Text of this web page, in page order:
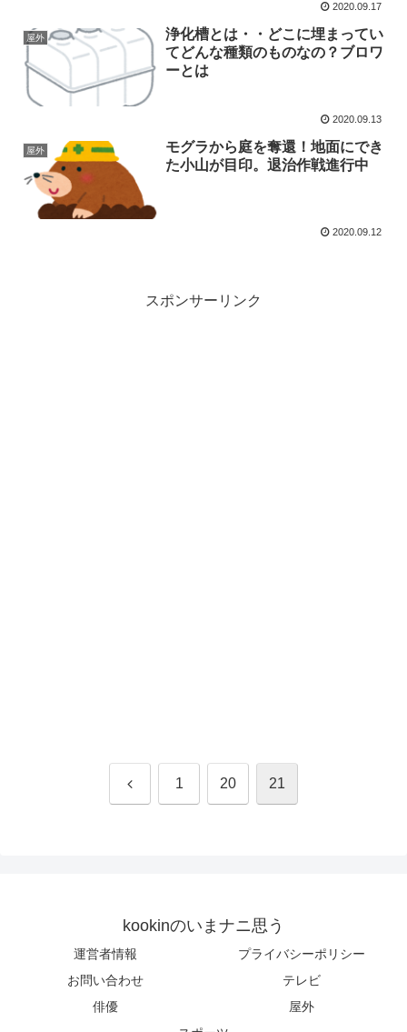
2020.09.17
屋外
浄化槽とは・・どこに埋まってい
てどんな種類のものなの？ブロワ
ーとは
2020.09.13
屋外
モグラから庭を奪還！地面にでき
た小山が目印。退治作戦進行中
2020.09.12
スポンサーリンク
前 1 20 21
kookinのいまナニ思う
運営者情報
プライバシーポリシー
お問い合わせ
テレビ
俳優
屋外